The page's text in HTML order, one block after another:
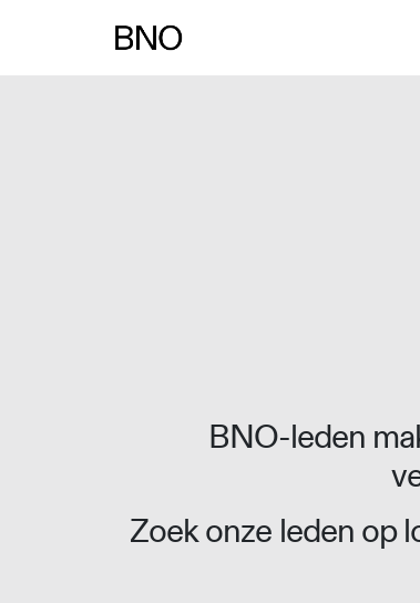
BNO-leden
Zoek onze leden op